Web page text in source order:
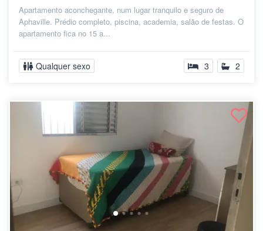
Apartamento aconchegante, num lugar tranquilo e seguro de
Aphaville. Prédio completo, piscina, academia, salão de festas. O
apartamento fica no 15 a...
Qualquer sexo 3 2